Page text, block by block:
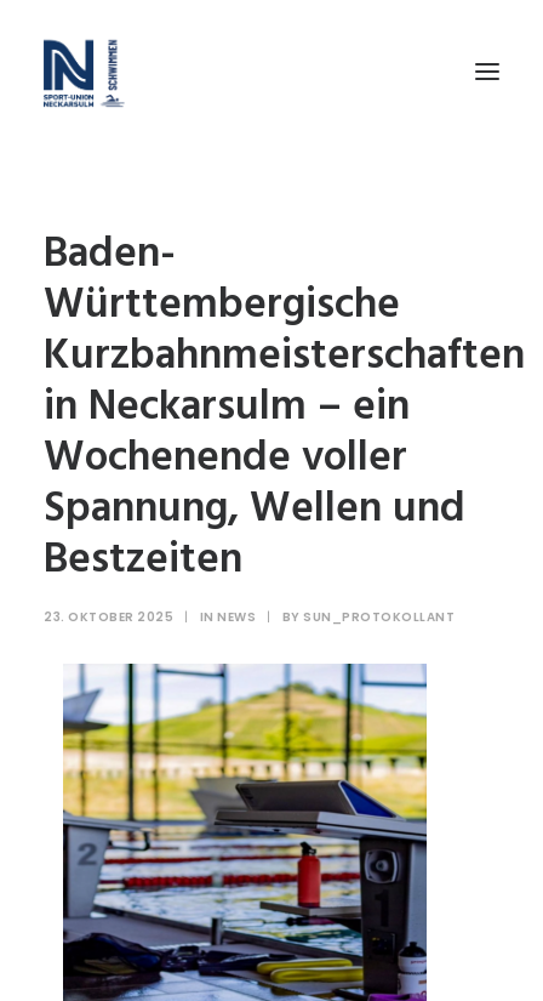
KURSE – FÜR ERWACHSENE
SCHWIMMSCHULE
TRAINING
WIR
WETTKÄMPFE
FÖRDERVEREIN
Baden-
Württembergische
Kurzbahnmeisterschaften
in Neckarsulm – ein
Wochenende voller
Spannung, Wellen und
Bestzeiten
23. OKTOBER 2025 | IN NEWS | BY SUN_PROTOKOLLANT